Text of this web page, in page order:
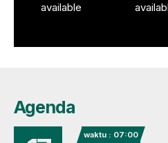
available
Agenda
waktu : 07:00